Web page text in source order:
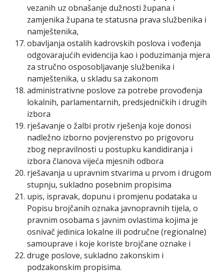
vezanih uz obnašanje dužnosti župana i
zamjenika župana te statusna prava službenika i
namještenika,
obavljanja ostalih kadrovskih poslova i vođenja
odgovarajućih evidencija kao i poduzimanja mjera
za stručno osposobljavanje službenika i
namještenika, u skladu sa zakonom
administrativne poslove za potrebe provođenja
lokalnih, parlamentarnih, predsjedničkih i drugih
izbora
rješavanje o žalbi protiv rješenja koje donosi
nadležno izborno povjerenstvo po prigovoru
zbog nepravilnosti u postupku kandidiranja i
izbora članova vijeća mjesnih odbora
rješavanja u upravnim stvarima u prvom i drugom
stupnju, sukladno posebnim propisima
upis, ispravak, dopunu i promjenu podataka u
Popisu brojčanih oznaka javnopravnih tijela, o
pravnim osobama s javnim ovlastima kojima je
osnivač jedinica lokalne ili područne (regionalne)
samouprave i koje koriste brojčane oznake i
druge poslove, sukladno zakonskim i
podzakonskim propisima.